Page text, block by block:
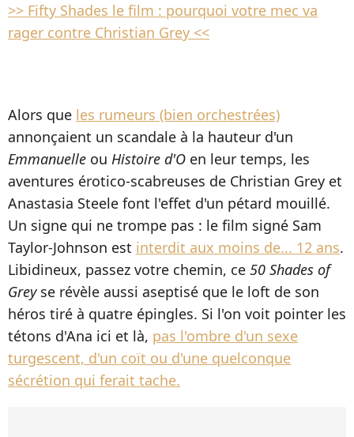
>> Fifty Shades le film : pourquoi votre mec va
rager contre Christian Grey <<
Alors que les rumeurs (bien orchestrées)
annonçaient un scandale à la hauteur d'un
Emmanuelle ou Histoire d'O en leur temps, les
aventures érotico-scabreuses de Christian Grey et
Anastasia Steele font l'effet d'un pétard mouillé.
Un signe qui ne trompe pas : le film signé Sam
Taylor-Johnson est interdit aux moins de... 12 ans.
Libidineux, passez votre chemin, ce 50 Shades of
Grey se révèle aussi aseptisé que le loft de son
héros tiré à quatre épingles. Si l'on voit pointer les
tétons d'Ana ici et là, pas l'ombre d'un sexe
turgescent, d'un coït ou d'une quelconque
sécrétion qui ferait tache.